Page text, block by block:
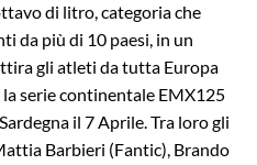
di litro, categoria che
da più di 10 paesi, in un
gli atleti da tutta Europa
serie continentale EMX125
il 7 Aprile. Tra loro gli
Barbieri (Fantic), Brando